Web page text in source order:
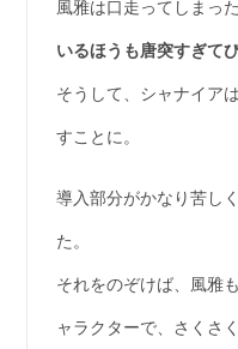
風雅は口走ってしまっ
いるほうも唐突すぎてび
そうして、シャナイア
すことに。
導入部分がかなり苦し
た。
それをのぞけば、風雅
ャラクターで、さくさ